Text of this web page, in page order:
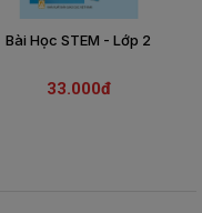
Bài Học STEM - Lớp 2
33.000đ